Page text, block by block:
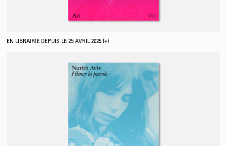
EN LIBRAIRIE DEPUIS LE 25 AVRIL 2025 (+)